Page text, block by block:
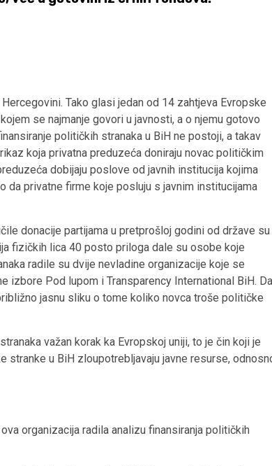
Tako glasi jedan od 14 zahtjeva Evropske
se najmanje govori u javnosti, a o njemu gotovo
političkih stranaka u BiH ne postoji, a takav
koja privatna preduzeća doniraju novac političkim
dobijaju poslove od javnih institucija kojima
da privatne firme koje posluju s javnim institucijama
donacije partijama u pretprošloj godini od države su
fizičkih lica 40 posto priloga dale su osobe koje
radile su dvije nevladine organizacije koje se
Pod lupom i Transparency International BiH. Da
jasnu sliku o tome koliko novca troše političke
važan korak ka Evropskoj uniji, to je čin koji je
u BiH zloupotrebljavaju javne resurse,
organizacija radila analizu finansiranja političkih